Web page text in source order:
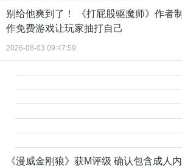
别给他爽到了！ 《打屁股驱魔师》作者制
作免费游戏让玩家抽打自己
2026-08-03 09:47:59
《漫威金刚狼》获M评级 确认包含成人内